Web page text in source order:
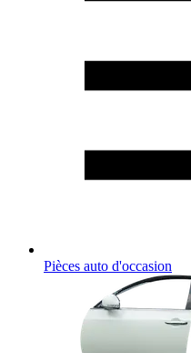
Pièces auto d'occasion